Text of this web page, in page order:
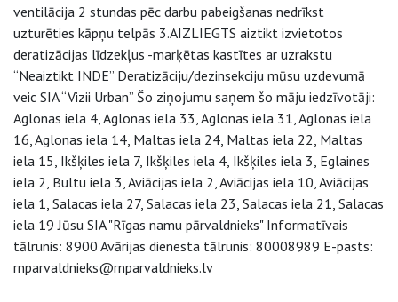
ventilācija 2 stundas pēc darbu pabeigšanas nedrīkst
uzturēties kāpņu telpās 3.AIZLIEGTS aiztikt izvietotos
deratizācijas līdzekļus -marķētas kastītes ar uzrakstu
“Neaiztikt INDE” Deratizāciju/dezinsekciju mūsu uzdevumā
veic SIA “Vizii Urban” Šo ziņojumu saņem šo māju iedzīvotāji:
Aglonas iela 4, Aglonas iela 33, Aglonas iela 31, Aglonas iela
16, Aglonas iela 14, Maltas iela 24, Maltas iela 22, Maltas
iela 15, Ikšķiles iela 7, Ikšķiles iela 4, Ikšķiles iela 3, Eglaines
iela 2, Bultu iela 3, Aviācijas iela 2, Aviācijas iela 10, Aviācijas
iela 1, Salacas iela 27, Salacas iela 23, Salacas iela 21, Salacas
iela 19 Jūsu SIA "Rīgas namu pārvaldnieks" Informatīvais
tālrunis: 8900 Avārijas dienesta tālrunis: 80008989 E-pasts:
rnparvaldnieks@rnparvaldnieks.lv